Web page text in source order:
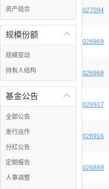
资产组合

规模份额
规模变动
持有人结构

基金公告
全部公告
发行运作
分红公告
定期报告
人事调整
027094
026969
026968
026917
026916
026889